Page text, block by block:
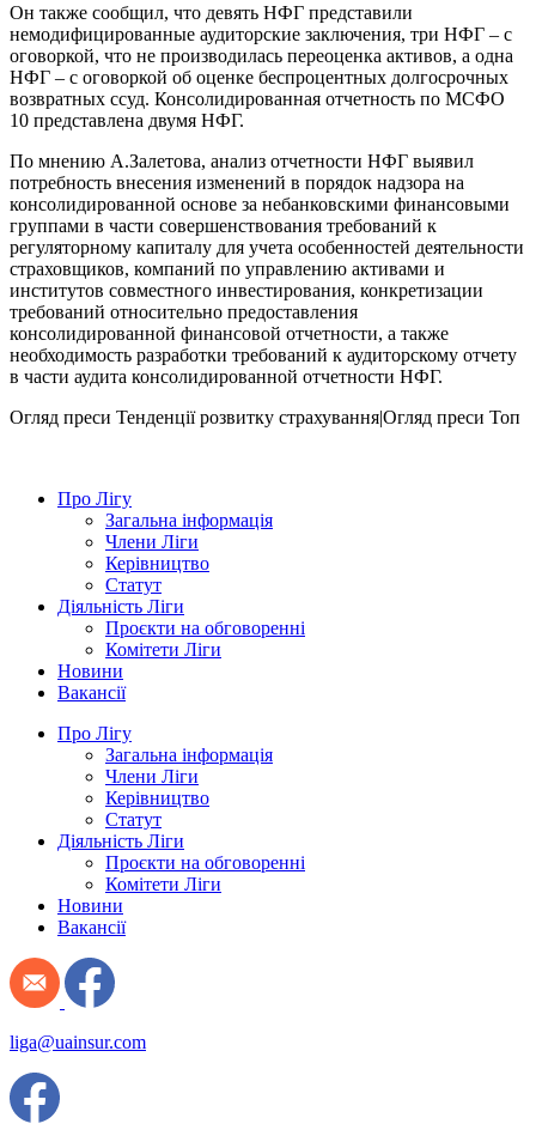
Он также сообщил, что девять НФГ представили
немодифицированные аудиторские заключения, три НФГ – с
оговоркой, что не производилась переоценка активов, а одна
НФГ – с оговоркой об оценке беспроцентных долгосрочных
возвратных ссуд. Консолидированная отчетность по МСФО
10 представлена двумя НФГ.
По мнению А.Залетова, анализ отчетности НФГ выявил
потребность внесения изменений в порядок надзора на
консолидированной основе за небанковскими финансовыми
группами в части совершенствования требований к
регуляторному капиталу для учета особенностей деятельности
страховщиков, компаний по управлению активами и
институтов совместного инвестирования, конкретизации
требований относительно предоставления
консолидированной финансовой отчетности, а также
необходимость разработки требований к аудиторскому отчету
в части аудита консолидированной отчетности НФГ.
Огляд преси Тенденції розвитку страхування|Огляд преси Топ
Про Лігу
Загальна інформація
Члени Ліги
Керівництво
Статут
Діяльність Ліги
Проєкти на обговоренні
Комітети Ліги
Новини
Вакансії
Про Лігу
Загальна інформація
Члени Ліги
Керівництво
Статут
Діяльність Ліги
Проєкти на обговоренні
Комітети Ліги
Новини
Вакансії
liga@uainsur.com